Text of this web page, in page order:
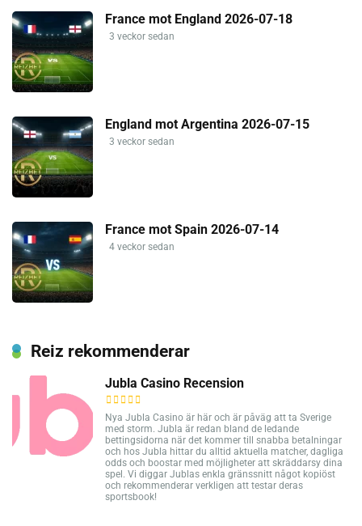
France mot England 2026-07-18
3 veckor sedan
England mot Argentina 2026-07-15
3 veckor sedan
France mot Spain 2026-07-14
4 veckor sedan
Reiz rekommenderar
Jubla Casino Recension
Nya Jubla Casino är här och är påväg att ta Sverige
med storm. Jubla är redan bland de ledande
bettingsidorna när det kommer till snabba betalningar
och hos Jubla hittar du alltid aktuella matcher, dagliga
odds och boostar med möjligheter att skräddarsy dina
spel. Vi diggar Jublas enkla gränssnitt något kopiöst
och rekommenderar verkligen att testar deras
sportsbook!